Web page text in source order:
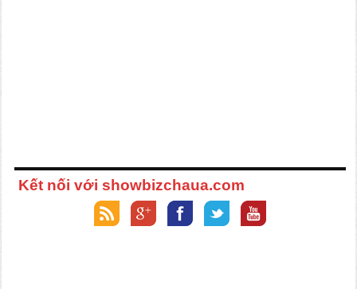
Kết nối với showbizchaua.com